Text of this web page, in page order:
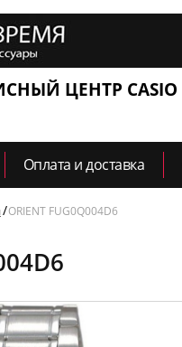
ЦЕНТР CASIO
Оплата и доставка
ORIENT FUG0Q004D6